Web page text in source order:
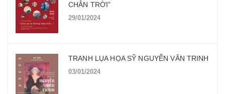
CHÂN TRỜI”
29/01/2024
TRANH LỤA HỌA SỸ NGUYỄN VĂN TRINH
03/01/2024